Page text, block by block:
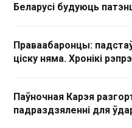
Беларусі будуюць
Праваабаронцы:
ціску няма. Хронікі
Паўночная Карэя
падраздзяленні для